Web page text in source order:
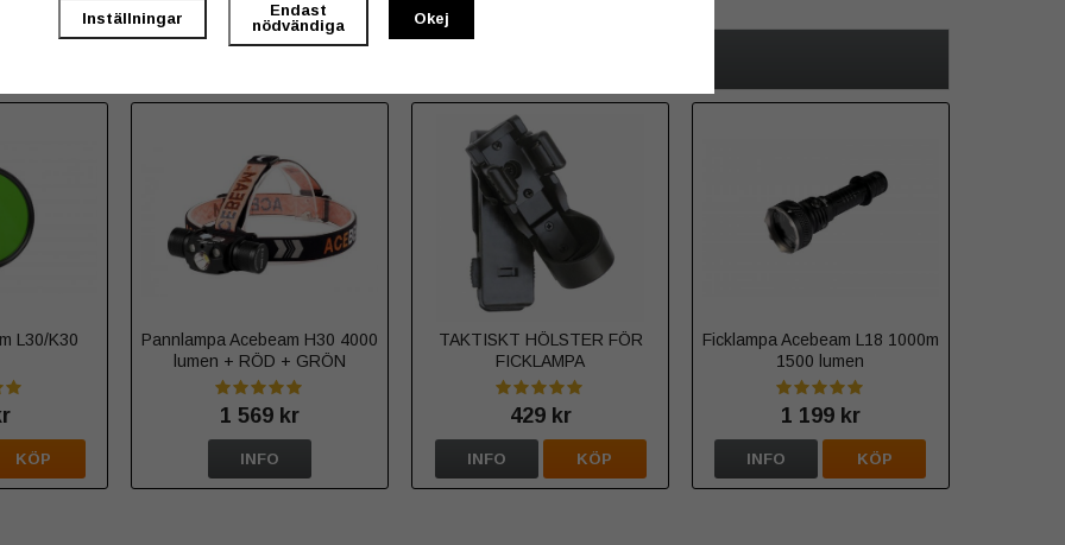
L30/K30
KÖP
Pannlampa Acebeam H30 4000
lumen + RÖD + GRÖN
1 569 kr
INFO
TAKTISKT HÖLSTER FÖR
FICKLAMPA
429 kr
INFO KÖP
Ficklampa Acebeam L18 1000m
1500 lumen
1 199 kr
INFO KÖP
Inställningar
Endast
nödvändiga
Okej